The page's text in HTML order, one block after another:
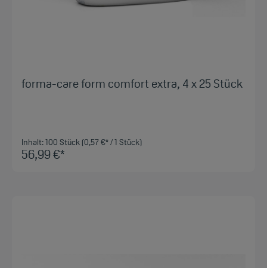
forma-care form comfort extra, 4 x 25 Stück
Inhalt:100 Stück (0,57 €* / 1 Stück)
56,99 €*